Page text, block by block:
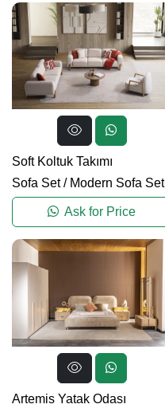
Soft Koltuk Takımı
Sofa Set/ Modern Sofa Set
Ask for Price
Artemis Yatak Odası